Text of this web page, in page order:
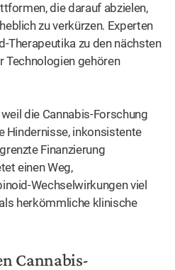
die darauf abzielen,
zu verkürzen. Experten
Therapeutika zu den nächsten
Technologien gehören
die Cannabis-Forschung
Hindernisse, inkonsistente
Finanzierung
einen Weg,
Wechselwirkungen viel
herkömmliche klinische
Cannabis-